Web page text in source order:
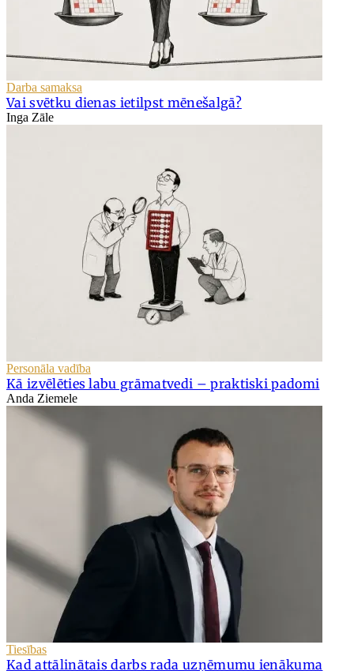
Darba samaksa
Vai svētku dienas ietilpst mēnešalgā?
Inga Zāle
Personāla vadība
Kā izvēlēties labu grāmatvedi – praktiski padomi
Anda Ziemele
Tiesības
Kad attālinātais darbs rada uzņēmumu ienākuma